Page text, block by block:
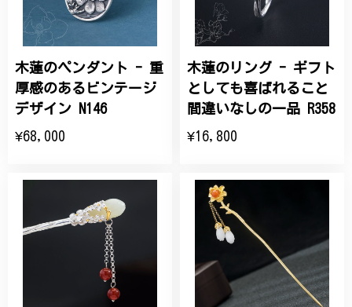
木蓮のペンダント - 重
厚感のあるビンテージ
デザイン N146
¥68,000
木蓮のリング - ギフト
としても喜ばれること
間違いなしの一品 R358
¥16,800